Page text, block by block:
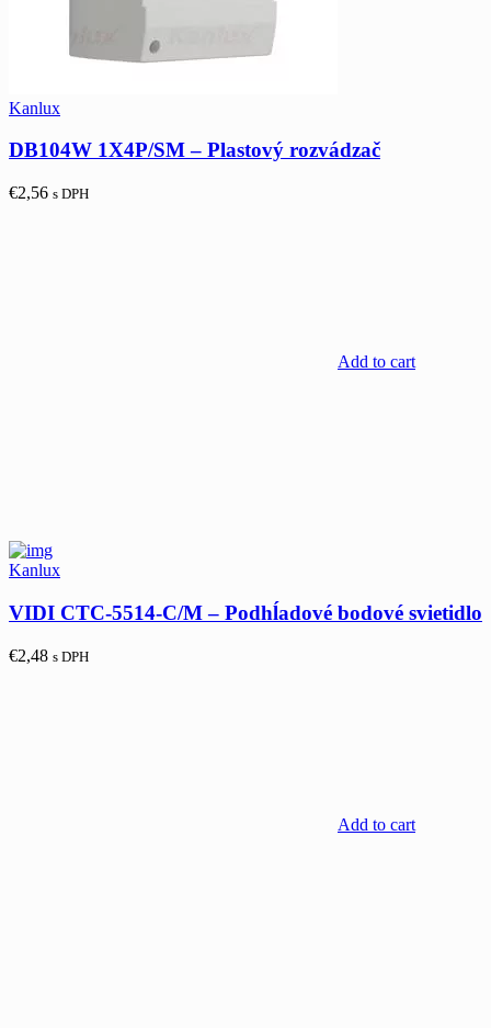
Kanlux
DB104W 1X4P/SM – Plastový rozvádzač
€2,56 s DPH
Add to cart
Kanlux
VIDI CTC-5514-C/M – Podhĺadové bodové svietidlo
€2,48 s DPH
Add to cart